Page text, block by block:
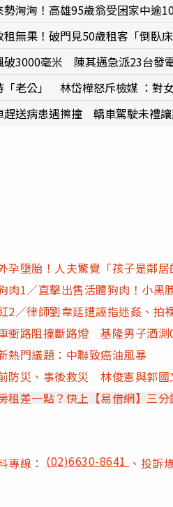
勢洶洶！高雄95歲翁受困家中逾
無果！破門見50歲租客「倒臥床
破3000毫米 陳其邁急派23台發
「老公」 林岱樺怒斥檢媒 ：對
趕送病患遇擦撞 轎車駕駛未禮
孕墮胎！人夫驚覺「孩子是鄰
肉1／直擊出售活體狗肉！小
2／律師劉韋廷遭誣指迷姦、
衝路阻撞斷路燈 基隆男子酒測
熱門議題：中聯致癌油風暴
防災、事後救災 林俊憲與郭國
租差一點？快上【易借網】三
專線： (02)6630-8641 、投訴